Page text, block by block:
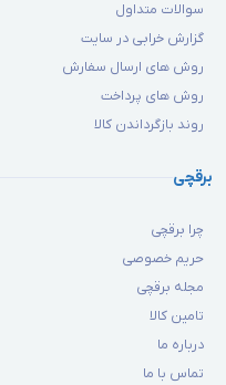
سوالات متداول
گزارش خرابی در سایت
روش های ارسال سفارش
روش های پرداخت
روند بازگرداندن کالا
برقچی
چرا برقچی
حریم خصوصی
مجله برقچی
تامین کالا
درباره ما
تماس با ما